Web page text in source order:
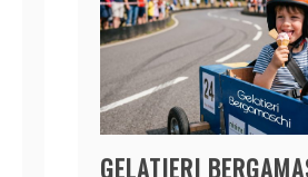
GELATIERI